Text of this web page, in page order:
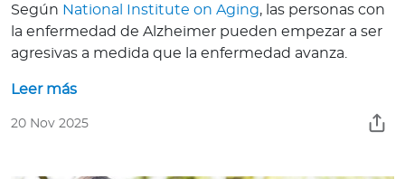
Según National Institute on Aging, las personas con
la enfermedad de Alzheimer pueden empezar a ser
agresivas a medida que la enfermedad avanza.
Leer más
20 Nov 2025